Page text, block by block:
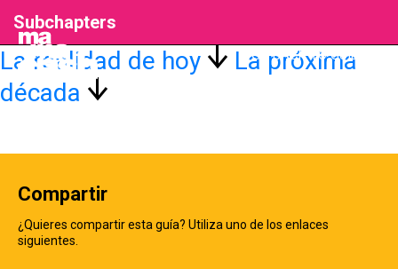
GO BACK TO GUIDE
Subchapters
La realidad de hoy
La próxima
década
Compartir
¿Quieres compartir esta guía? Utiliza uno de los enlaces
siguientes.